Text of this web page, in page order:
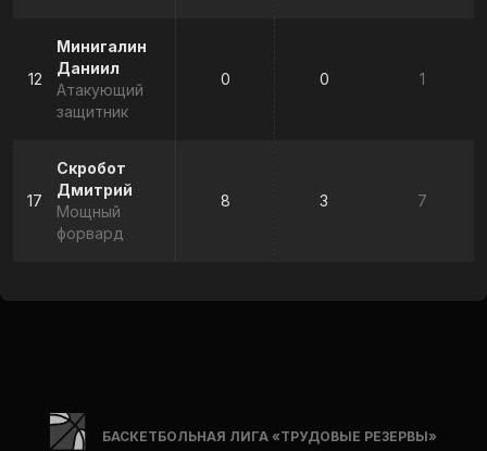
12
Минигалин
Даниил
Атакующий
защитник
0 0 1
17
Скробот
Дмитрий
Мощный
форвард
8 3 7
БАСКЕТБОЛЬНАЯ ЛИГА «ТРУДОВЫЕ РЕЗЕРВЫ»